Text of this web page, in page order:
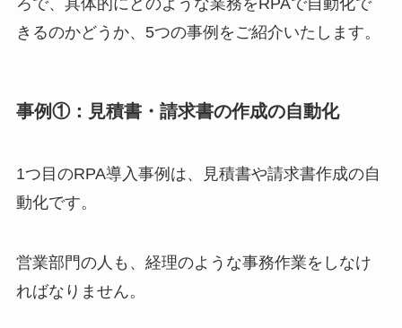
きるのかどうか、5つの事例をご紹介いたします。
事例①：見積書・請求書の作成の自動化
1つ目のRPA導入事例は、見積書や請求書作成の自
動化です。
営業部門の人も、経理のような事務作業をしなけ
ればなりません。